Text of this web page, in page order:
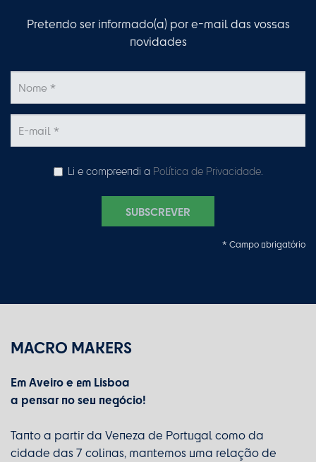
Pretendo ser informado(a) por e-mail das vossas
novidades
Li e compreendi a Política de Privacidade.
SUBSCREVER
* Campo obrigatório
MACRO MAKERS
Em Aveiro e em Lisboa
a pensar no seu negócio!
Tanto a partir da Veneza de Portugal como da
cidade das 7 colinas, mantemos uma relação de